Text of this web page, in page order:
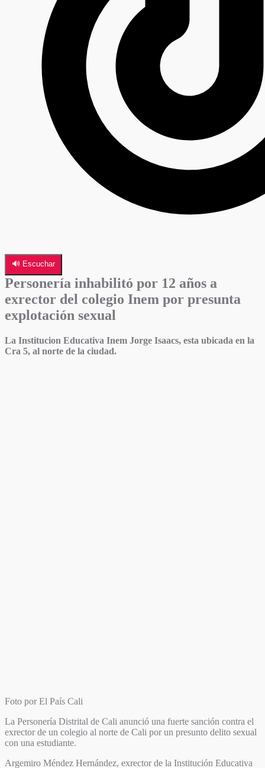
🔊 Escuchar
Personería inhabilitó por 12 años a
exrector del colegio Inem por presunta
explotación sexual
La Institucion Educativa Inem Jorge Isaacs, esta ubicada en la
Cra 5, al norte de la ciudad.
Foto por El País Cali
La Personería Distrital de Cali anunció una fuerte sanción contra el
exrector de un colegio al norte de Cali por un presunto delito sexual
con una estudiante.
Argemiro Méndez Hernández, exrector de la Institución Educativa